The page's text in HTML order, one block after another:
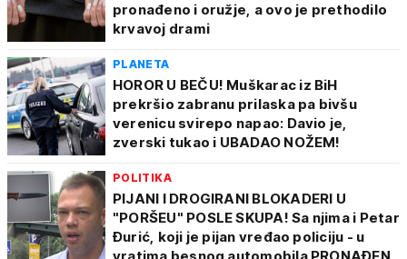
pronađeno i oružje, a ovo je prethodilo
krvavoj drami
PLANETA
HOROR U BEČU! Muškarac iz BiH
prekršio zabranu prilaska pa bivšu
verenicu svirepo napao: Davio je,
zverski tukao i UBADAO NOŽEM!
POLITIKA
PIJANI I DROGIRANI BLOKADERI U
"PORŠEU" POSLE SKUPA! Sa njima i Petar
Đurić, koji je pijan vređao policiju - u